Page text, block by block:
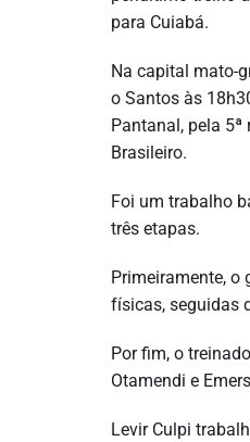
para Cuiabá.
Na capital mato-
o Santos às
Pantanal, pela
Brasileiro.
Foi um trabalho
três etapas.
Primeiramente, o
físicas, seguidas
Por fim, o
Otamendi e
Levir Culpi